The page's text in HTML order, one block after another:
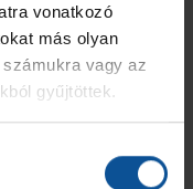
vonatkozó
más olyan
vagy az
gyűjtöttek.
0
0 0